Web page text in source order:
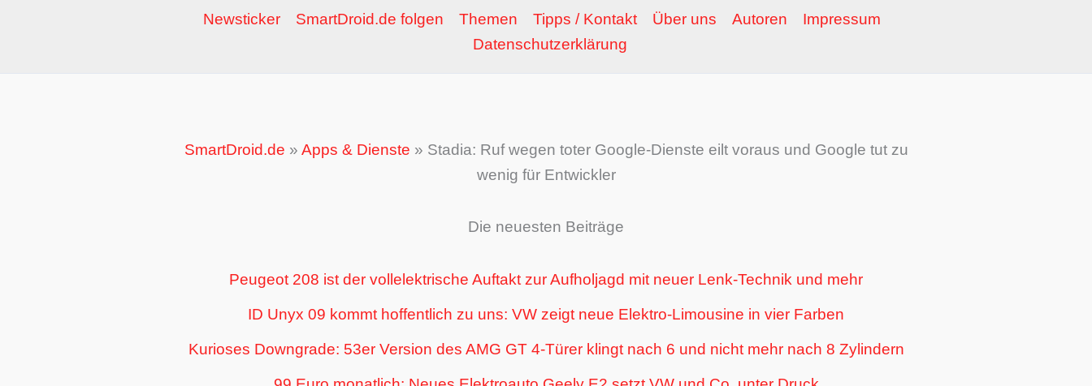
Newsticker SmartDroid.de folgen Themen Tipps / Kontakt Über uns Autoren
Impressum
Datenschutzerklärung
SmartDroid.de » Apps & Dienste » Stadia: Ruf wegen toter Google-Dienste eilt voraus und Google tut zu
wenig für Entwickler
Die neuesten Beiträge
Peugeot 208 ist der vollelektrische Auftakt zur Aufholjagd mit neuer Lenk-Technik und mehr
ID Unyx 09 kommt hoffentlich zu uns: VW zeigt neue Elektro-Limousine in vier Farben
Kurioses Downgrade: 53er Version des AMG GT 4-Türer klingt nach 6 und nicht mehr nach 8 Zylindern